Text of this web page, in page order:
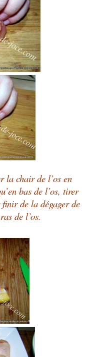
la chair de l’os en
bas de l’os, tirer
de la dégager de
de l’os.